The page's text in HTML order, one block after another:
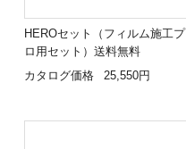
HEROセット（フィルム施工プ
ロ用セット）送料無料
カタログ価格
25,550円